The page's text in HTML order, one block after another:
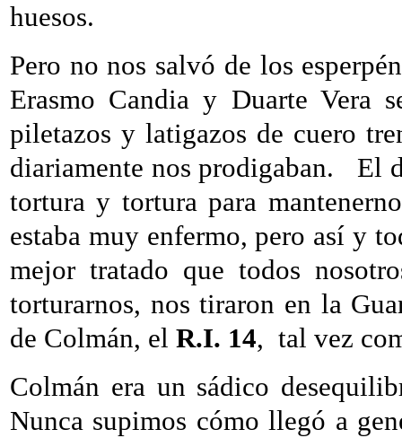
huesos.
Pero no nos salvó de los
Erasmo Candia y Duarte Vera
piletazos y latigazos de cuero
diariamente nos prodigaban.
El
tortura y tortura para
estaba muy enfermo, pero así y
mejor tratado que todos
torturarnos, nos tiraron en la
de Colmán, el R.I. 14, tal vez
Colmán era un sádico
Nunca supimos cómo llegó a